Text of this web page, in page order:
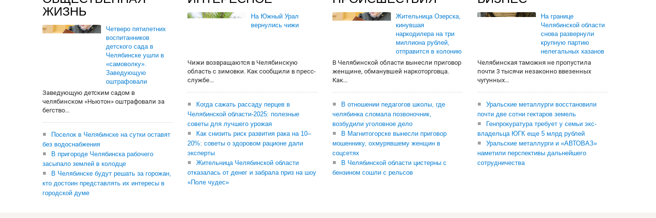
ЖИЗНЬ
Четверо пятилетних
воспитанников
детского сада в
Челябинске ушли в
«самоволку».
Заведующую
оштрафовали
Заведующую детским садом в
челябинском «Ньютон» оштрафовали за
бегство...
Поселок в Челябинске на сутки оставят
без водоснабжения
В пригороде Челябинска рабочего
засыпало землей в колодце
В Челябинске будут решать за горожан,
кто достоин представлять их интересы в
городской думе
На Южный Урал
вернулись чижи
Чижи возвращаются в Челябинскую
область с зимовки. Как сообщили в пресс-
службе...
Когда сажать рассаду перцев в
Челябинской области-2025: полезные
советы для лучшего урожая
Как снизить риск развития рака на 10–
20%: советы о здоровом рационе дали
эксперты
Жительница Челябинской области
отказалась от денег и забрала приз на шоу
«Поле чудес»
Жительница Озерска,
кинувшая
наркодилера на три
миллиона рублей,
отправится в колонию
В Челябинской области вынесли приговор
женщине, обманувшей наркоторговца.
Как...
В отношении педагогов школы, где
челябинка сломала позвоночник,
возбудили уголовное дело
В Магнитогорске вынесли приговор
мошеннику, охмурявшему женщин в
соцсетях
В Челябинской области цистерны с
бензином сошли с рельсов
На границе
Челябинской области
снова развернули
крупную партию
нелегальных казанов
Челябинская таможня не пропустила
почти 3 тысячи незаконно ввезенных
чугунных...
Уральские металлурги восстановили
почти две сотни гектаров земель
Генпрокуратура требует у семьи экс-
владельца ЮГК еще 5 млрд рублей
Уральские металлурги и «АВТОВАЗ»
наметили перспективы дальнейшего
сотрудничества